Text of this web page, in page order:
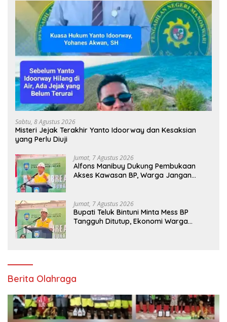
Sabtu, 8 Agustus 2026
Misteri Jejak Terakhir Yanto Idoorway dan Kesaksian
yang Perlu Diuji
Jumat, 7 Agustus 2026
Alfons Manibuy Dukung Pembukaan
Akses Kawasan BP, Warga Jangan
Jumat, 7 Agustus 2026
Bupati Teluk Bintuni Minta Mess BP
Tangguh Ditutup, Ekonomi Warga
Berita Olahraga